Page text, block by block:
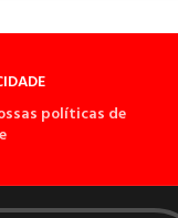
políticas de